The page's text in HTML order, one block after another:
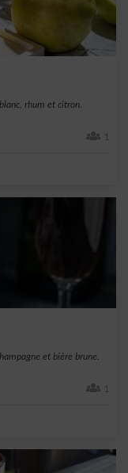
rhum et citron.
1
et bière brune.
1